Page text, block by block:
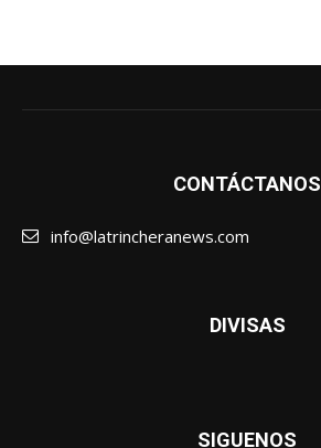
CONTÁCTANOS
info@latrincheranews.com
DIVISAS
SIGUENOS